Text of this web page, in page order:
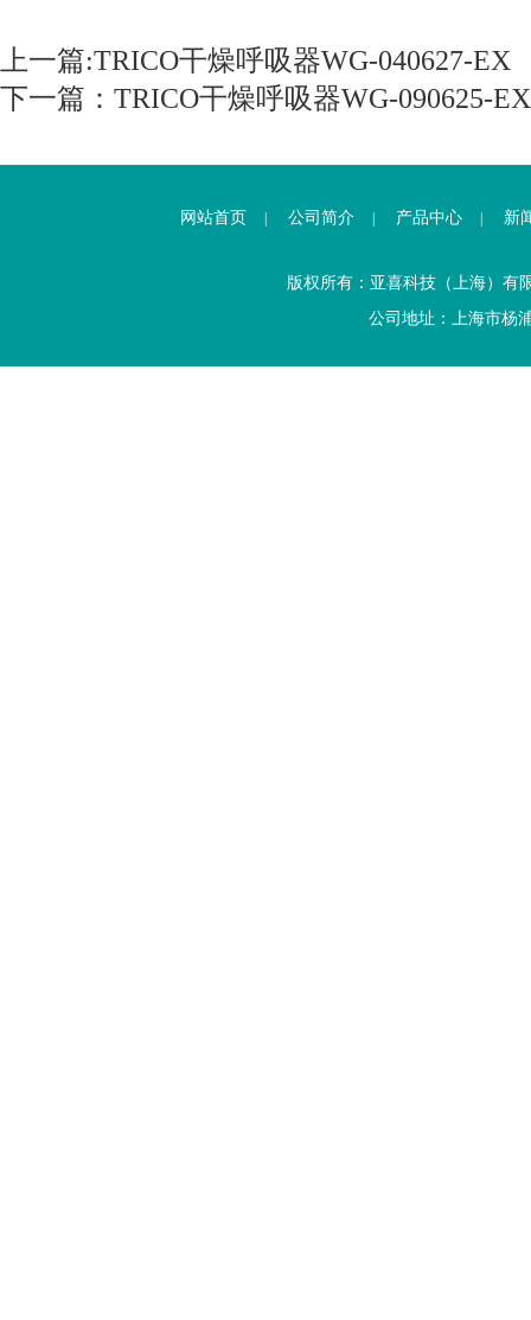
上一篇:TRICO干燥呼吸器WG-040627-EX
下一篇： TRICO干燥呼吸器WG-090625-EX
网站首页 公司简介 产品中心 新
版权所有：亚喜科技（上海）
公司地址：上海市杨